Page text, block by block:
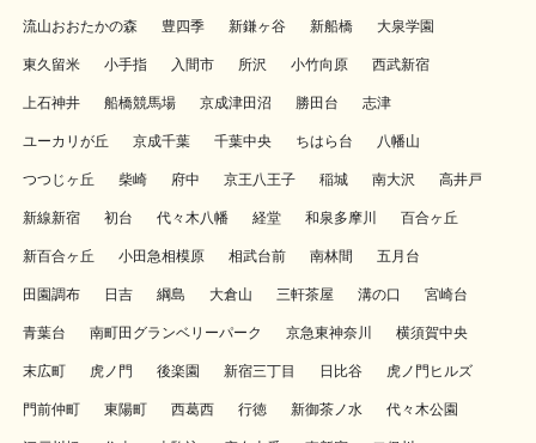
流山おおたかの森 豊四季 新鎌ヶ谷 新船橋 大泉学園
東久留米 小手指 入間市 所沢 小竹向原 西武新宿
上石神井 船橋競馬場 京成津田沼 勝田台 志津
ユーカリが丘 京成千葉 千葉中央 ちはら台 八幡山
つつじヶ丘 柴崎 府中 京王八王子 稲城 南大沢 高井戸
新線新宿 初台 代々木八幡 経堂 和泉多摩川 百合ヶ丘
新百合ヶ丘 小田急相模原 相武台前 南林間 五月台
田園調布 日吉 綱島 大倉山 三軒茶屋 溝の口 宮崎台
青葉台 南町田グランベリーパーク 京急東神奈川 横須賀中央
末広町 虎ノ門 後楽園 新宿三丁目 日比谷 虎ノ門ヒルズ
門前仲町 東陽町 西葛西 行徳 新御茶ノ水 代々木公園